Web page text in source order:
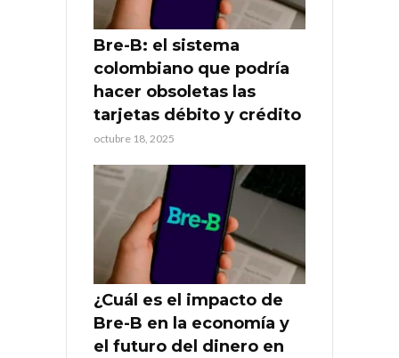
Bre-B: el sistema
colombiano que podría
hacer obsoletas las
tarjetas débito y crédito
octubre 18, 2025
¿Cuál es el impacto de
Bre-B en la economía y
el futuro del dinero en